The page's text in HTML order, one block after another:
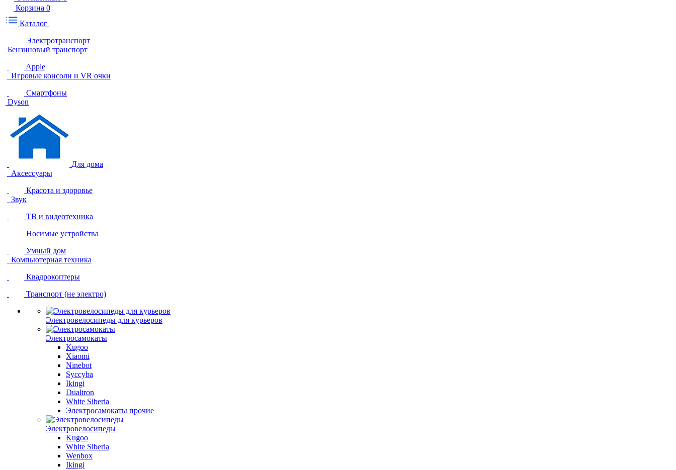
Корзина 0
Каталог
Электротранспорт
Бензиновый транспорт
Apple
Игровые консоли и VR очки
Смартфоны
Dyson
Для дома
Аксессуары
Красота и здоровье
Звук
ТВ и видеотехника
Носимые устройства
Умный дом
Компьютерная техника
Квадрокоптеры
Транспорт (не электро)
Электровелосипеды для курьеров
Электросамокаты
Kugoo
Xiaomi
Ninebot
Syccyba
Ikingi
Dualtron
White Siberia
Электросамокаты прочие
Электровелосипеды
Kugoo
White Siberia
Wenbox
Ikingi